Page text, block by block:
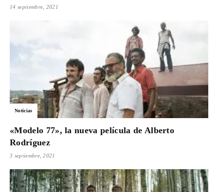
14 septiembre, 2021
Noticias
«Modelo 77», la nueva película de Alberto
Rodríguez
3 septiembre, 2021